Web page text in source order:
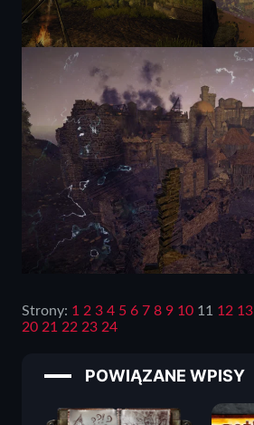
Strony: 1 2 3 4 5 6 7 8 9 10 11 12 13
20 21 22 23 24
POWIĄZANE WPISY